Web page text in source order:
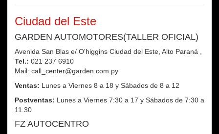
Ciudad del Este
GARDEN AUTOMOTORES(TALLER OFICIAL)
Avenida San Blas e/ O'higgins Ciudad del Este, Alto Paraná ,
Tel.: 021 237 6910
Mail: call_center@garden.com.py
Ventas: Lunes a Viernes 8 a 18 y Sábados de 8 a 12
Postventas: Lunes a Viernes 7:30 a 17 y Sábados de 7:30 a
11:30
FZ AUTOCENTRO